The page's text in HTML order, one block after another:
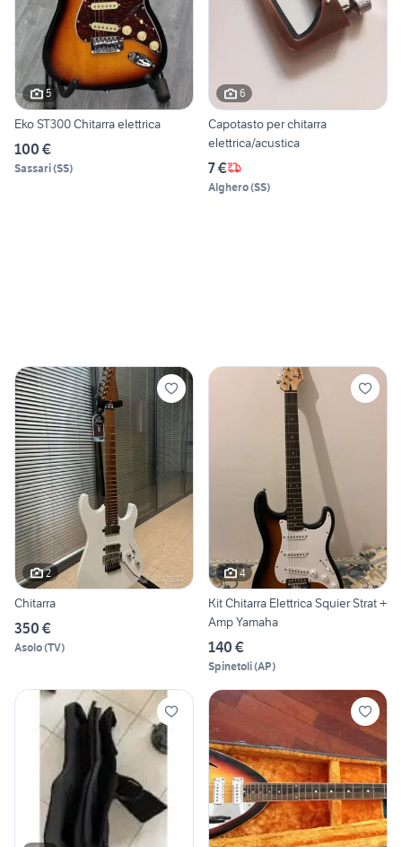
5
Eko ST300 Chitarra elettrica
100 €
Sassari(SS)
6
Capotasto per chitarra
elettrica/acustica
7 €
Alghero(SS)
2
Chitarra
350 €
Asolo(TV)
4
Kit Chitarra Elettrica Squier Strat +
Amp Yamaha
140 €
Spinetoli(AP)